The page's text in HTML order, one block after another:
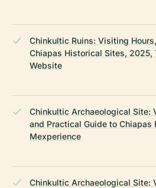
Chinkultic Ruins: Visiting
Chiapas Historical Sites, 2025,
Website
Chinkultic Archaeological Site:
and Practical Guide to
Mexperience
Chinkultic Archaeological Site: